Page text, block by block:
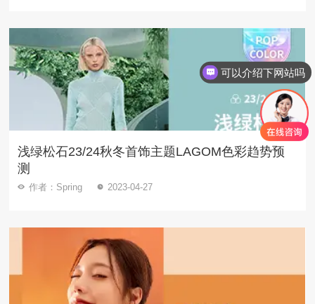
浅绿松石23/24秋冬首饰主题LAGOM色彩趋势预
测
作者：Spring 2023-04-27
可以介绍下网站吗